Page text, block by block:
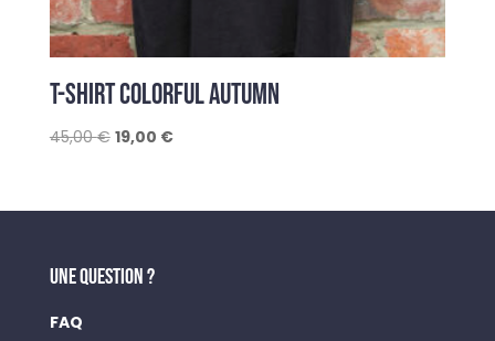
T-SHIRT COLORFUL AUTUMN
45,00€ Le
était :
19,00 €Le
est :
UNE QUESTION ?
FAQ